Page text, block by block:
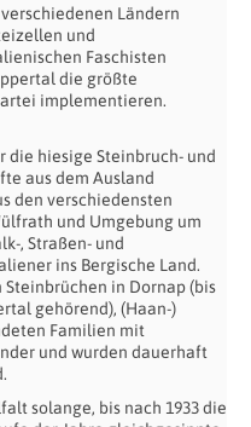
Ländern
und
Faschisten
die größte
implementieren.
die hiesige Steinbruch- und
aus dem Ausland
den verschiedensten
und Umgebung um
, Straßen- und
ins Bergische Land.
in Dornap (bis
gehörend), (Haan-)
Familien mit
und wurden dauerhaft
solange, bis nach 1933 die